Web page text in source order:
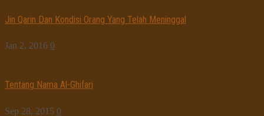
Jin Qarin Dan Kondisi Orang Yang Telah Meninggal
Jan 2, 2016 0
Tentang Nama Al-Ghifari
Sep 28, 2015 0